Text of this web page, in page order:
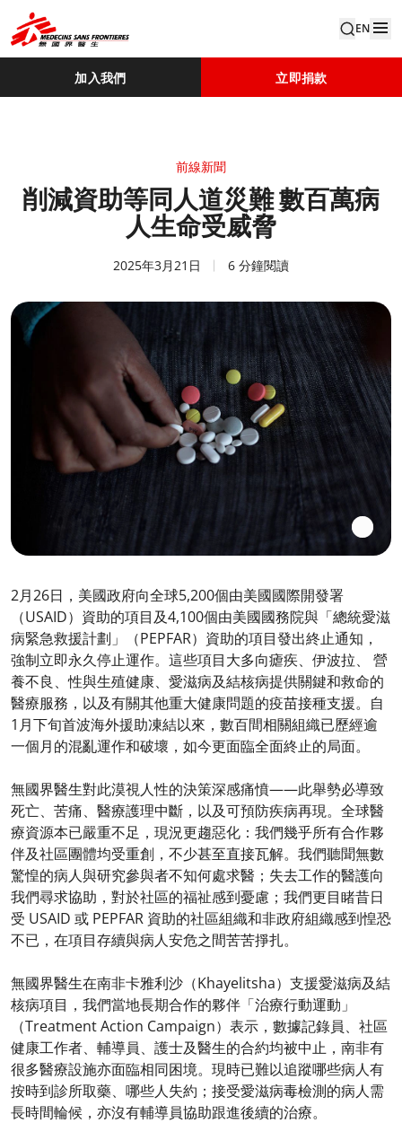
EN
加入我們 立即捐款
前線新聞
削減資助等同人道災難 數百萬病
人生命受威脅
2025年3月21日 6 分鐘閱讀
2月26日，美國政府向全球5,200個由美國國際開發署
（USAID）資助的項目及4,100個由美國國務院與「總統愛滋
病緊急救援計劃」（PEPFAR）資助的項目發出終止通知，
強制立即永久停止運作。這些項目大多向瘧疾、伊波拉、 營
養不良、性與生殖健康、愛滋病及結核病提供關鍵和救命的
醫療服務，以及有關其他重大健康問題的疫苗接種支援。自
1月下旬首波海外援助凍結以來，數百間相關組織已歷經逾
一個月的混亂運作和破壞，如今更面臨全面終止的局面。
無國界醫生對此漠視人性的決策深感痛憤——此舉勢必導致
死亡、苦痛、醫療護理中斷，以及可預防疾病再現。全球醫
療資源本已嚴重不足，現況更趨惡化：我們幾乎所有合作夥
伴及社區團體均受重創，不少甚至直接瓦解。我們聽聞無數
驚惶的病人與研究參與者不知何處求醫；失去工作的醫護向
我們尋求協助，對於社區的福祉感到憂慮；我們更目睹昔日
受 USAID 或 PEPFAR 資助的社區組織和非政府組織感到惶恐
不已，在項目存續與病人安危之間苦苦掙扎。
無國界醫生在南非卡雅利沙（Khayelitsha）支援愛滋病及結
核病項目，我們當地長期合作的夥伴「治療行動運動」
（Treatment Action Campaign）表示，數據記錄員、社區
健康工作者、輔導員、護士及醫生的合約均被中止，南非有
很多醫療設施亦面臨相同困境。現時已難以追蹤哪些病人有
按時到診所取藥、哪些人失約；接受愛滋病毒檢測的病人需
長時間輪候，亦沒有輔導員協助跟進後續的治療。